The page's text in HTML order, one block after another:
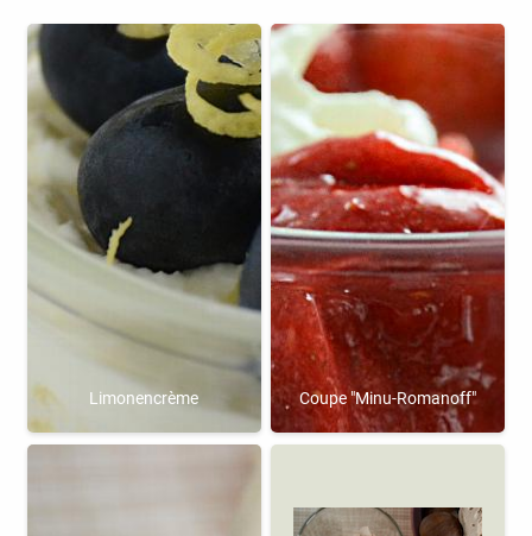
Limonencrème Coupe "Minu-Romanoff"